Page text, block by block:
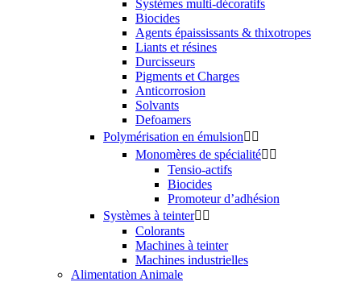
Systèmes multi-décoratifs
Biocides
Agents épaississants & thixotropes
Liants et résines
Durcisseurs
Pigments et Charges
Anticorrosion
Solvants
Defoamers
Polymérisation en émulsion 
Monomères de spécialité 
Tensio-actifs
Biocides
Promoteur d’adhésion
Systèmes à teinter 
Colorants
Machines à teinter
Machines industrielles
Alimentation Animale